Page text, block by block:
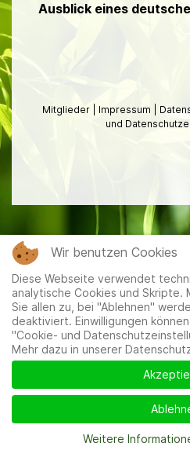
Ausblick eines
Mitglieder Impressum
und
Wir benutzen Cookies
Diese Webseite verwendet
analytische Cookies und Skripte.
Sie allen zu, bei "Ablehnen"
deaktiviert. Einwilligungen
"Cookie- und
Mehr dazu in unserer
Weitere